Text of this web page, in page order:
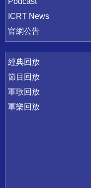
ICRT News
官網公告
經典回放
節目回放
軍歌回放
軍樂回放